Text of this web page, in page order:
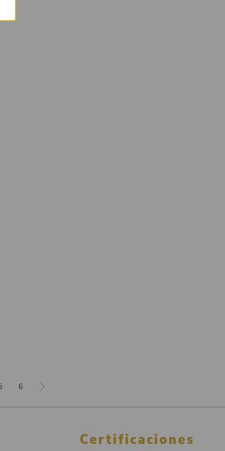
6
Certificaciones